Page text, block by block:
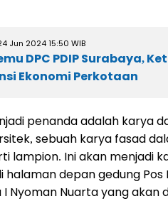
Jun 2024 15:50 WIB
DPC PDIP Surabaya,
Ekonomi Perkotaan
penanda adalah karya
sebuah karya fasad
lampion. Ini akan menjadi
depan gedung
Nyoman Nuarta yang akan